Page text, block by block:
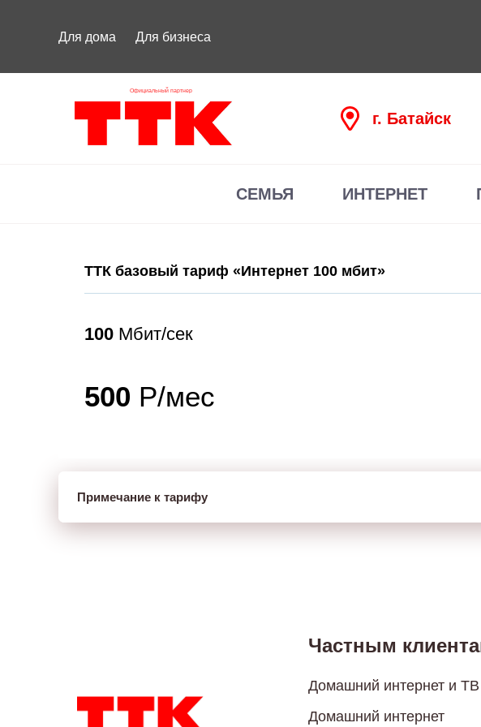
Для дома Для бизнеса
Официальный партнер
г. Батайск
СЕМЬЯ ИНТЕРНЕТ
ТТК базовый тариф «Интернет 100 мбит»
100 Мбит/сек
500 Р/мес
Примечание к тарифу
Частным
Домашний интернет и ТВ
Домашний интернет